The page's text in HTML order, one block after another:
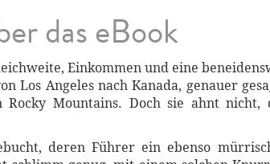
das eBook
Einkommen und eine
Los Angeles nach Kanada, genauer
Rocky Mountains. Doch sie ahnt
deren Führer ein ebenso